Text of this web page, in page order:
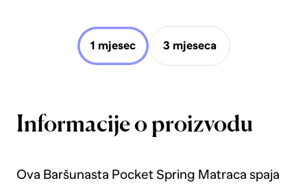
1 mjesec 3 mjeseca
Informacije o proizvodu
Ova Baršunasta Pocket Spring Matraca spaja